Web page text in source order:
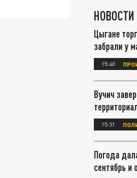
НОВОСТИ
Цыгане
забрали у
15:40
Вучич
15:31
Погода
сентябрь и